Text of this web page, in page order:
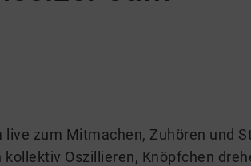
live zum Mitmachen, Zuhören und
Oszillieren, Knöpfchen